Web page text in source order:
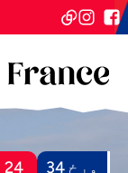
ورځ 34 24 اګست 2024